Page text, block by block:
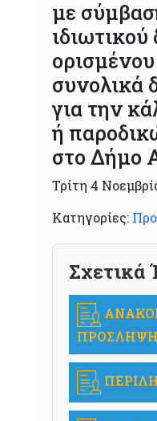
με
ιδιωτικού
συνολικά
για την
ή
στο Δήμο
Τρίτη 4
Κατηγορίες:
Σχετικά